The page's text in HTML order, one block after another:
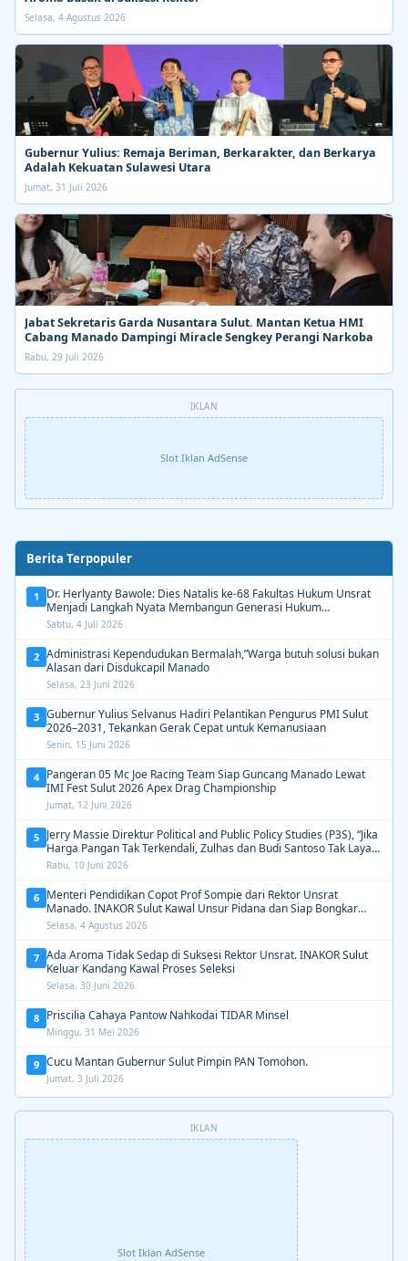
Selasa, 4 Agustus 2026
Gubernur Yulius: Remaja Beriman, Berkarakter, dan Berkarya
Adalah Kekuatan Sulawesi Utara
Jumat, 31 Juli 2026
Jabat Sekretaris Garda Nusantara Sulut. Mantan Ketua HMI
Cabang Manado Dampingi Miracle Sengkey Perangi Narkoba
Rabu, 29 Juli 2026
IKLAN
Slot Iklan AdSense
Berita Terpopuler
1
Dr. Herlyanty Bawole: Dies Natalis ke-68 Fakultas Hukum Unsrat
Menjadi Langkah Nyata Membangun Generasi Hukum
Berdampak
Sabtu, 4 Juli 2026
2 Administrasi Kependudukan Bermalah,”Warga butuh solusi bukan
Alasan dari Disdukcapil Manado
Selasa, 23 Juni 2026
3 Gubernur Yulius Selvanus Hadiri Pelantikan Pengurus PMI Sulut
2026–2031, Tekankan Gerak Cepat untuk Kemanusiaan
Senin, 15 Juni 2026
4 Pangeran 05 Mc Joe Racing Team Siap Guncang Manado Lewat
IMI Fest Sulut 2026 Apex Drag Championship
Jumat, 12 Juni 2026
5 Jerry Massie Direktur Political and Public Policy Studies (P3S), “Jika
Harga Pangan Tak Terkendali, Zulhas dan Budi Santoso Tak Layak
Dipertahankan”
Rabu, 10 Juni 2026
6 Menteri Pendidikan Copot Prof Sompie dari Rektor Unsrat
Manado. INAKOR Sulut Kawal Unsur Pidana dan Siap Bongkar
Aroma Busuk di Suksesi Rektor
Selasa, 4 Agustus 2026
7 Ada Aroma Tidak Sedap di Suksesi Rektor Unsrat. INAKOR Sulut
Keluar Kandang Kawal Proses Seleksi
Selasa, 30 Juni 2026
8 Priscilia Cahaya Pantow Nahkodai TIDAR Minsel
Minggu, 31 Mei 2026
9 Cucu Mantan Gubernur Sulut Pimpin PAN Tomohon.
Jumat, 3 Juli 2026
IKLAN
Slot Iklan AdSense